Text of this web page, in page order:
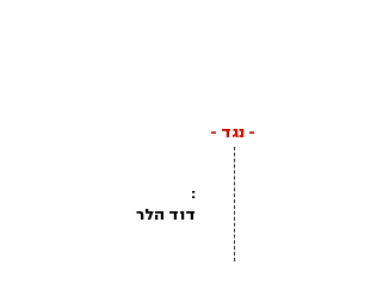
- נגד -
:
דוד הלר